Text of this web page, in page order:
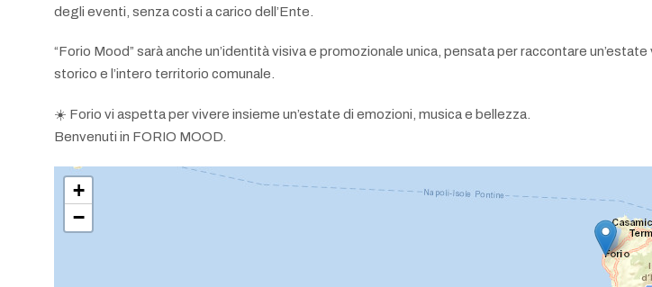
degli eventi, senza costi a carico dell’Ente.
“Forio Mood” sarà anche un’identità visiva e promozionale unica, pensata per raccontare
storico e l’intero territorio comunale.
☀️ Forio vi aspetta per vivere insieme un’estate di emozioni, musica e bellezza.
Benvenuti in FORIO MOOD.
+
−